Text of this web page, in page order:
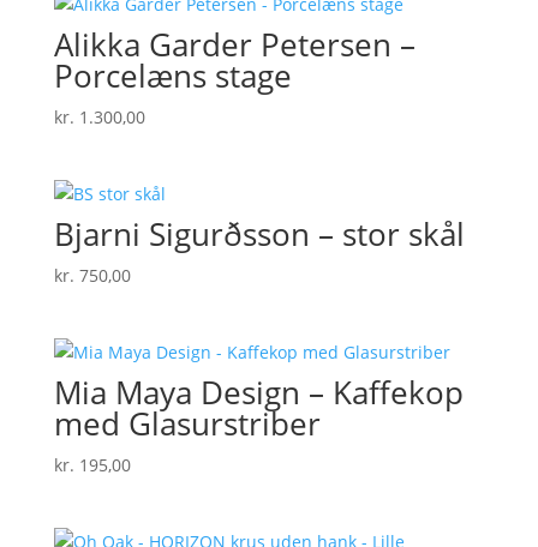
Alikka Garder Petersen –
Porcelæns stage
kr. 1.300,00
Bjarni Sigurðsson – stor skål
kr. 750,00
Mia Maya Design – Kaffekop
med Glasurstriber
kr. 195,00